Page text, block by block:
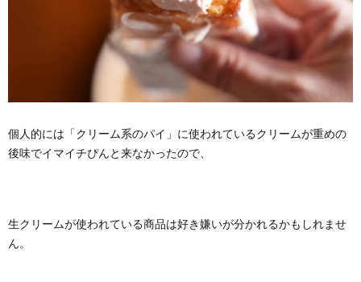
個人的には「クリーム系のパイ」に使われているクリームが重めの
後味でイマイチぴんと来なかったので、
生クリームが使われている商品は好き嫌いが分かれるかもしれませ
ん。